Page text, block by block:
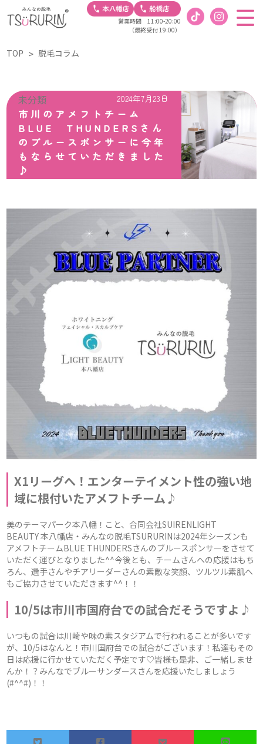
営業時間 11:00-20:00
（最終受付 19:00）
TOP 脱毛コラム
未分類 2024年7月23日
市川のアメフトチーム
BLUE THUNDERSさん
のブルースポンサーに今年
もならせていただきました
♪
X1リーグへ！エンターテイメント性の強い地
域に根付いたアメフトチーム♪
美のテーマパーク本八幡！こと、合同会社SUIRENLIGHT
BEAUTY 本八幡店・みんなの脱毛TSURURINは2024年シーズンも
アメフトチームBLUE THUNDERSさんのブルースポンサーをさせて
いただく運びとなりました^^今後とも、チームさんへの応援はもち
ろん、選手さんやチアリーダーさんの素敵な笑顔、ツルツル素肌へ
もご協力させていただきます^^！！
10/5は市川市国府台での試合だそうですよ♪
いつもの試合は川崎や味の素スタジアムで行われることが多いです
が、10/5はなんと！市川国府台での試合がございます！私達もその
日は応援に行かせていただく予定です♡皆様も是非、ご一緒しませ
んか！？みんなでブルーサンダースさんを応援いたしましょう
(#^^#)！！